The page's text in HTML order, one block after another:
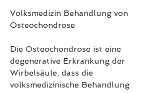
Volksmedizin Behandlung von
Osteochondrose
Die Osteochondrose ist eine
degenerative Erkrankung der
Wirbelsäule, dass die
volksmedizinische Behandlung